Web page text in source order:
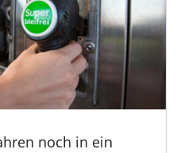
noch in ein